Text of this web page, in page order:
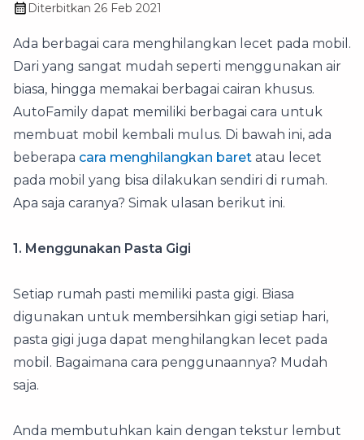
Diterbitkan 26 Feb 2021
Ada berbagai cara menghilangkan lecet pada mobil.
Dari yang sangat mudah seperti menggunakan air
biasa, hingga memakai berbagai cairan khusus.
AutoFamily dapat memiliki berbagai cara untuk
membuat mobil kembali mulus. Di bawah ini, ada
beberapa cara menghilangkan baret atau lecet
pada mobil yang bisa dilakukan sendiri di rumah.
Apa saja caranya? Simak ulasan berikut ini.
1. Menggunakan Pasta Gigi
Setiap rumah pasti memiliki pasta gigi. Biasa
digunakan untuk membersihkan gigi setiap hari,
pasta gigi juga dapat menghilangkan lecet pada
mobil. Bagaimana cara penggunaannya? Mudah
saja.
Anda membutuhkan kain dengan tekstur lembut